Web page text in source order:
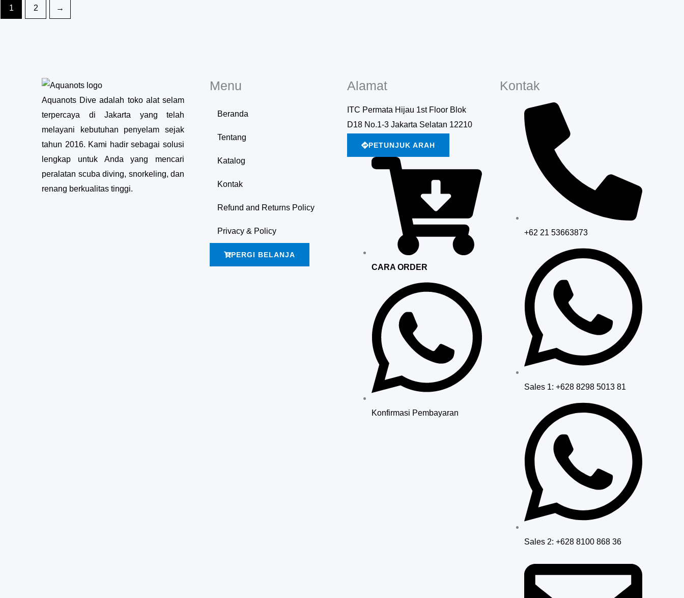
1 2 →
Aquanots Dive adalah toko alat selam
terpercaya di Jakarta yang telah
melayani kebutuhan penyelam sejak
tahun 2016. Kami hadir sebagai solusi
lengkap untuk Anda yang mencari
peralatan scuba diving, snorkeling, dan
renang berkualitas tinggi.
Menu
Beranda
Tentang
Katalog
Kontak
Refund and Returns Policy
Privacy & Policy
PERGI BELANJA
Alamat
ITC Permata Hijau 1st Floor Blok
D18 No.1-3 Jakarta Selatan 12210
PETUNJUK ARAH
CARA ORDER
Konfirmasi Pembayaran
Kontak
+62 21 53663873
Sales 1: +628 8298 5013 81
Sales 2: +628 8100 868 36